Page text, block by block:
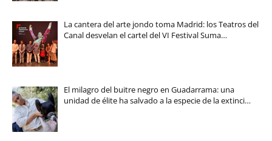
La cantera del arte jondo toma Madrid: los Teatros del
Canal desvelan el cartel del VI Festival Suma…
El milagro del buitre negro en Guadarrama: una
unidad de élite ha salvado a la especie de la extinci…